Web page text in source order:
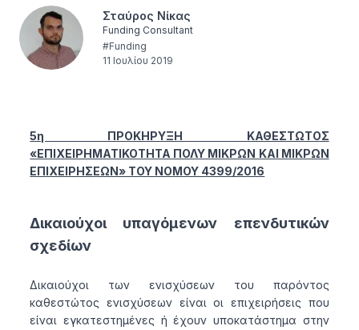
Σταύρος Νίκας
Funding Consultant
#Funding
11 Ιουλίου 2019
5η ΠΡΟΚΗΡΥΞΗ ΚΑΘΕΣΤΩΤΟΣ
«ΕΠΙΧΕΙΡΗΜΑΤΙΚΟΤΗΤΑ ΠΟΛΥ ΜΙΚΡΩΝ ΚΑΙ ΜΙΚΡΩΝ
ΕΠΙΧΕΙΡΗΣΕΩΝ» TOY ΝΟΜΟΥ 4399/2016
Δικαιούχοι υπαγόμενων επενδυτικών
σχεδίων
Δικαιούχοι των ενισχύσεων του παρόντος
καθεστώτος ενισχύσεων είναι οι επιχειρήσεις που
είναι εγκατεστημένες ή έχουν υποκατάστημα στην